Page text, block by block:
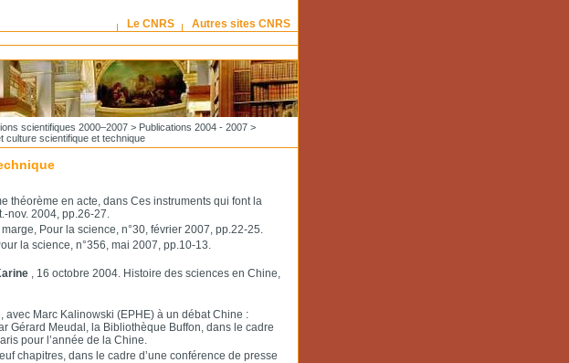
Le CNRS Autres sites CNRS
scientifiques 2000–2007> Publications 2004 - 2007>
culture scientifique et technique
théorème en acte, dans Ces instruments qui font la
nov. 2004, pp.26-27.
Pour la science, n°30, février 2007, pp.22-25.
la science, n°356, mai 2007, pp.10-13.
, 16 octobre 2004. Histoire des sciences en Chine,
Marc Kalinowski (EPHE) à un débat Chine :
Gérard Meudal, la Bibliothèque Buffon, dans le cadre
pour l’année de la Chine.
chapitres, dans le cadre d’une conférence de presse